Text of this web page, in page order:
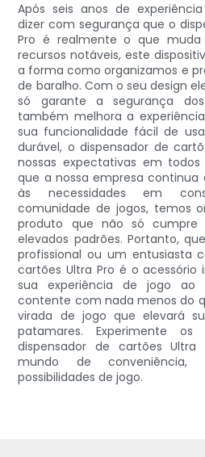
Após seis anos de
dizer com segurança que o
Pro é realmente o que
recursos notáveis, este
a forma como organizamos e
de baralho. Com o seu design
só garante a segurança
também melhora a
sua funcionalidade fácil de
durável, o dispensador de
nossas expectativas em
que a nossa empresa
às necessidades em
comunidade de jogos, temos
produto que não só cumpre
elevados padrões. Portanto,
profissional ou um entusiasta
cartões Ultra Pro é o acessório
sua experiência de jogo ao
contente com nada menos do
virada de jogo que elevará
patamares. Experimente
dispensador de cartões
mundo de conveniência,
possibilidades de jogo.